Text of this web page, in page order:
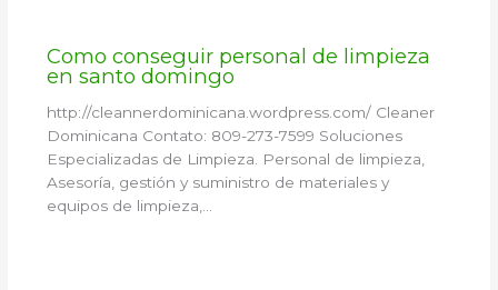
Como conseguir personal de limpieza
en santo domingo
http://cleannerdominicana.wordpress.com/ Cleaner
Dominicana Contato: 809-273-7599 Soluciones
Especializadas de Limpieza. Personal de limpieza,
Asesoría, gestión y suministro de materiales y
equipos de limpieza,…